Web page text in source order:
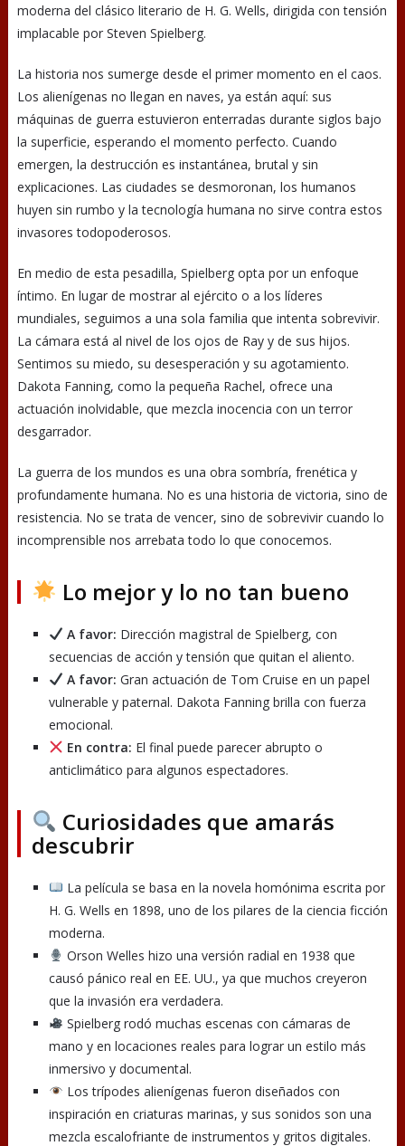
moderna del clásico literario de H. G. Wells, dirigida con tensión
implacable por Steven Spielberg.
La historia nos sumerge desde el primer momento en el caos.
Los alienígenas no llegan en naves, ya están aquí: sus
máquinas de guerra estuvieron enterradas durante siglos bajo
la superficie, esperando el momento perfecto. Cuando
emergen, la destrucción es instantánea, brutal y sin
explicaciones. Las ciudades se desmoronan, los humanos
huyen sin rumbo y la tecnología humana no sirve contra estos
invasores todopoderosos.
En medio de esta pesadilla, Spielberg opta por un enfoque
íntimo. En lugar de mostrar al ejército o a los líderes
mundiales, seguimos a una sola familia que intenta sobrevivir.
La cámara está al nivel de los ojos de Ray y de sus hijos.
Sentimos su miedo, su desesperación y su agotamiento.
Dakota Fanning, como la pequeña Rachel, ofrece una
actuación inolvidable, que mezcla inocencia con un terror
desgarrador.
La guerra de los mundos es una obra sombría, frenética y
profundamente humana. No es una historia de victoria, sino de
resistencia. No se trata de vencer, sino de sobrevivir cuando lo
incomprensible nos arrebata todo lo que conocemos.
Lo mejor y lo no tan bueno
A favor: Dirección magistral de Spielberg, con
secuencias de acción y tensión que quitan el aliento.
A favor: Gran actuación de Tom Cruise en un papel
vulnerable y paternal. Dakota Fanning brilla con fuerza
emocional.
En contra: El final puede parecer abrupto o
anticlimático para algunos espectadores.
Curiosidades que amarás
descubrir
La película se basa en la novela homónima escrita por
H. G. Wells en 1898, uno de los pilares de la ciencia ficción
moderna.
Orson Welles hizo una versión radial en 1938 que
causó pánico real en EE. UU., ya que muchos creyeron
que la invasión era verdadera.
Spielberg rodó muchas escenas con cámaras de
mano y en locaciones reales para lograr un estilo más
inmersivo y documental.
Los trípodes alienígenas fueron diseñados con
inspiración en criaturas marinas, y sus sonidos son una
mezcla escalofriante de instrumentos y gritos digitales.